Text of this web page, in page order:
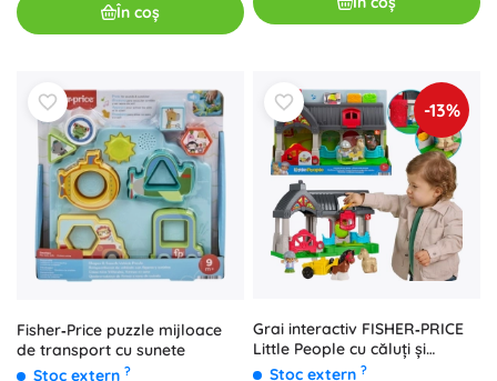
În coș
Fisher‑Price puzzle mijloace
de transport cu sunete
Stoc extern ?
-13%
Grai interactiv FISHER‑PRICE
Little People cu căluți și
figurine
Stoc extern ?